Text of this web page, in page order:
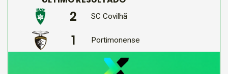
2 SC Covilhã
1 Portimonense